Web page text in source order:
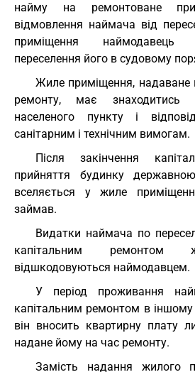
найму на ремонтоване
відмовлення наймача від
приміщення
переселення його в судовому
Жиле приміщення, надаване
ремонту, має
населеного пункту і
санітарним і технічним вимогам.
Після закінчення
прийняття будинку
вселяється у жиле
займав.
Видатки наймача по
капітальним ремонтом
відшкодовуються наймодавцем.
У період проживання
капітальним ремонтом в
він вносить квартирну плату
надане йому на час ремонту.
Замість надання жилого